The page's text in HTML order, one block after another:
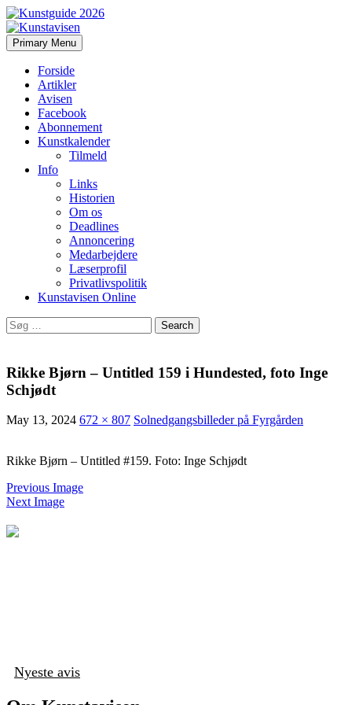
Kunstavisen
Search
Primary Menu Skip
to
Forside
Artikler
Avisen
Facebook
Abonnement
Kunstkalender
Tilmeld
Info
Links
Historien
Om os
Deadlines
Annoncering
Medarbejdere
Læserprofil
Privatlivspolitik
Kunstavisen Online
Search
for:
Rikke Bjørn – Untitled 159 i Hundested, foto Inge
Schjødt
May 13, 2024 672 × 807 Solnedgangsbilleder på Fyrgården
Rikke Bjørn – Untitled #159. Foto: Inge Schjødt
Previous Image
Next Image
Nyeste avis